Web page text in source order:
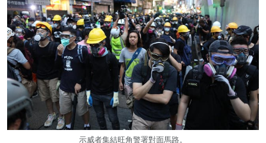
示威者集結旺角警署對面馬路。